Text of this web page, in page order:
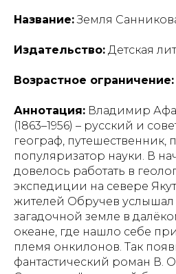
Название:Земля
Издательство: Детская
Возрастное ограничение:
Аннотация: Владимир
(1863–1956) – русский и
географ, путешественник,
популяризатор науки. В
довелось работать в
экспедиции на севере
жителей Обручев услышал
загадочной земле в
океане, где нашло себе
племя онкилонов. Так
фантастический роман В.